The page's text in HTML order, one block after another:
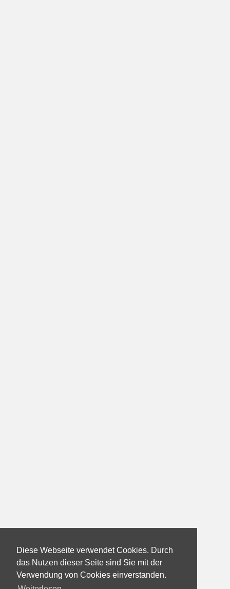
Diese Webseite verwendet Cookies. Durch
das Nutzen dieser Seite sind Sie mit der
Verwendung von Cookies einverstanden.